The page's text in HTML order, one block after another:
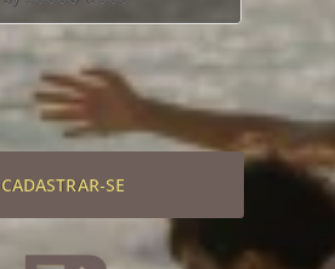
CADASTRAR-SE